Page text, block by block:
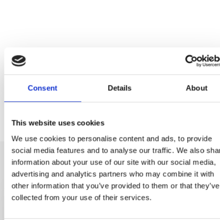
Consent Details About
This website uses cookies
We use cookies to personalise content and ads, to provide
social media features and to analyse our traffic. We also
information about your use of our site with our social media,
advertising and analytics partners who may combine it with
other information that you’ve provided to them or that they’ve
collected from your use of their services.